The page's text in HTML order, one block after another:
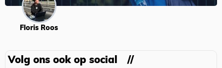
Floris Roos
Volg ons ook op social